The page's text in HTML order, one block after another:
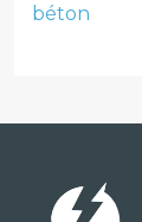
béton